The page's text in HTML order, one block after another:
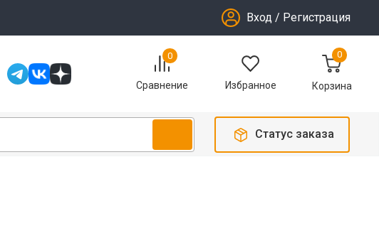
Вход / Регистрация
0
Сравнение Избранное
0
Корзина
Статус заказа